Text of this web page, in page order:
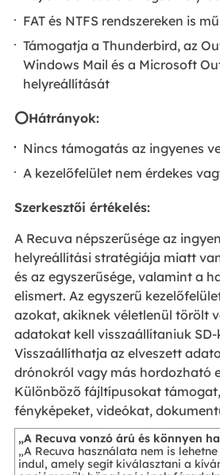
FAT és NTFS rendszereken is
Támogatja a Thunderbird, az
Windows Mail és a Microsoft
helyreállítását
⭕Hátrányok:
Nincs támogatás az ingyenes
A kezelőfelület nem érdekes
Szerkesztői értékelés:
A Recuva népszerűsége az
helyreállítási stratégiája miatt
és az egyszerűsége, valamint a
elismert. Az egyszerű
azokat, akiknek véletlenül törölt
adatokat kell visszaállítaniuk
Visszaállíthatja az elveszett
drónokról vagy más hordozható
Különböző fájltípusokat
fényképeket, videókat,
„A Recuva vonzó árú és könnyen
„A Recuva használata nem is
indul, amely segít kiválasztani a